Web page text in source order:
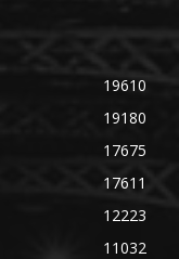
19610
19180
17675
17611
12223
11032